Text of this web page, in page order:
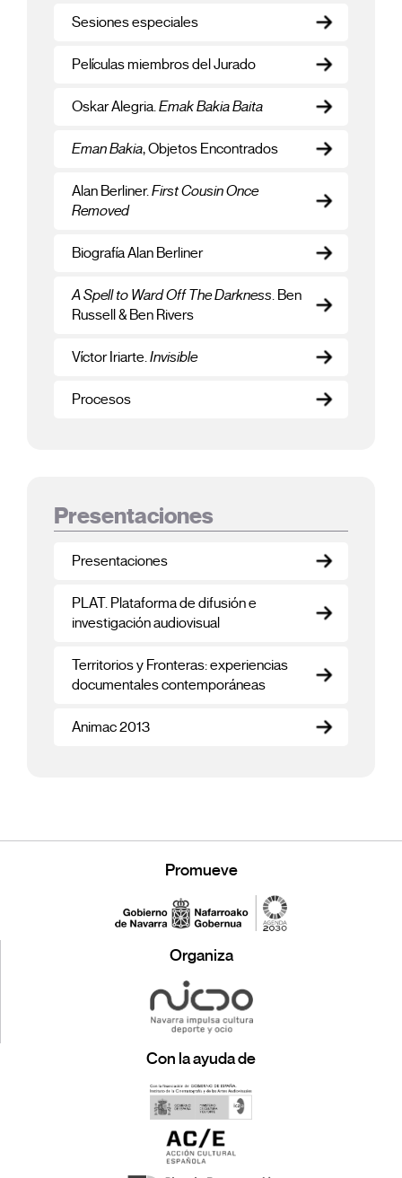
Sesiones especiales
Películas miembros del Jurado
Oskar Alegria.Emak Bakia Baita
Eman Bakia, Objetos Encontrados
Alan Berliner.First Cousin Once
Removed
Biografía Alan Berliner
A Spell to Ward Off The Darkness. Ben
Russell & Ben Rivers
Víctor Iriarte.Invisible
Procesos
Presentaciones
Presentaciones
PLAT. Plataforma de difusión e
investigación audiovisual
Territorios y Fronteras: experiencias
documentales contemporáneas
Animac 2013
Promueve
Organiza
Con la ayuda de